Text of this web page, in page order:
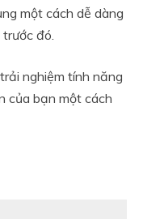
một cách dễ dàng
đó.
nghiệm tính năng
của bạn một cách